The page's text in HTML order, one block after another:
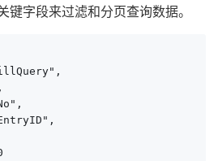
键字段来过滤和分页查询数据。